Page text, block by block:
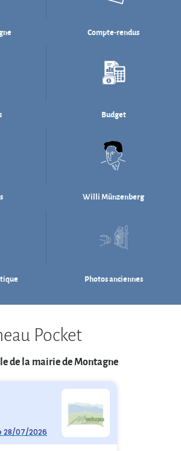
Budget
Willi Münzenberg
Photos anciennes
Pocket
de la mairie de Montagne